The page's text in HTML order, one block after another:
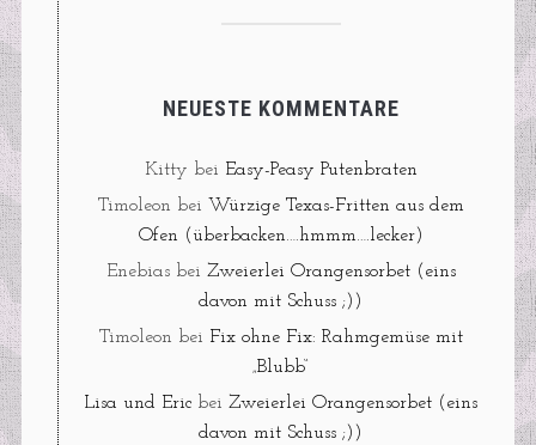
NEUESTE KOMMENTARE
Kitty bei Easy-Peasy Putenbraten
Timoleon bei Würzige Texas-Fritten aus dem
Ofen (überbacken….hmmm….lecker)
Enebiasbei Zweierlei Orangensorbet (eins
davon mit Schuss ;))
Timoleon bei Fix ohne Fix: Rahmgemüse mit
„Blubb“
Lisa und Eric bei Zweierlei Orangensorbet (eins
davon mit Schuss ;))